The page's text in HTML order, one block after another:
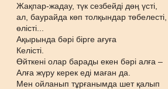
Жақпар-жадау, түк сезбейді дөң үсті,
ал, баурайда көп толқындар төбелесті,
өлісті...
Ақырында бәрі бірге ағуға
Келісті.
Өйткені олар барады екен бәрі алға –
Алға жүру керек еді маған да.
Мен ойланып тұрғанымда шет қалып